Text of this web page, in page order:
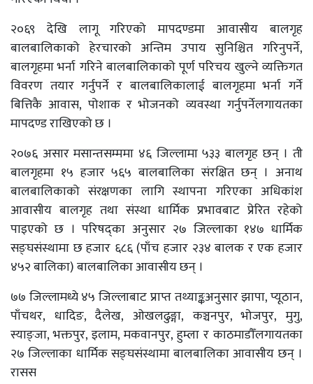
२०६९ देखि लागू गरिएको मापदण्डमा आवासीय बालगृह
बालबालिकाको हेरचारको अन्तिम उपाय सुनिश्चित गरिनुपर्ने,
बालगृहमा भर्ना गरिने बालबालिकाको पूर्ण परिचय खुल्ने व्यक्तिगत
विवरण तयार गर्नुपर्ने र बालबालिकालाई बालगृहमा भर्ना गर्ने
बित्तिकै आवास, पोशाक र भोजनको व्यवस्था गर्नुपर्नेलगायतका
मापदण्ड राखिएको छ ।
२०७६ असार मसान्तसम्ममा ४६ जिल्लामा ५३३ बालगृह छन् । ती
बालगृहमा १५ हजार ५६५ बालबालिका संरक्षित छन् । अनाथ
बालबालिकाको संरक्षणका लागि स्थापना गरिएका अधिकांश
आवासीय बालगृह तथा संस्था धार्मिक प्रभावबाट प्रेरित रहेको
पाइएको छ । परिषद्का अनुसार २७ जिल्लाका १४७ धार्मिक
सङ्घसंस्थामा छ हजार ६८६ (पाँच हजार २३४ बालक र एक हजार
४५२ बालिका) बालबालिका आवासीय छन् ।
७७ जिल्लामध्ये ४५ जिल्लाबाट प्राप्त तथ्याङ्कअनुसार झापा, प्यूठान,
पाँचथर, धादिङ, दैलेख, ओखलढुङ्गा, कञ्चनपुर, भोजपुर, मुगु,
स्याङ्जा, भक्तपुर, इलाम, मकवानपुर, हुम्ला र काठमाडौँलगायतका
२७ जिल्लाका धार्मिक सङ्घसंस्थामा बालबालिका आवासीय छन् ।
रासस